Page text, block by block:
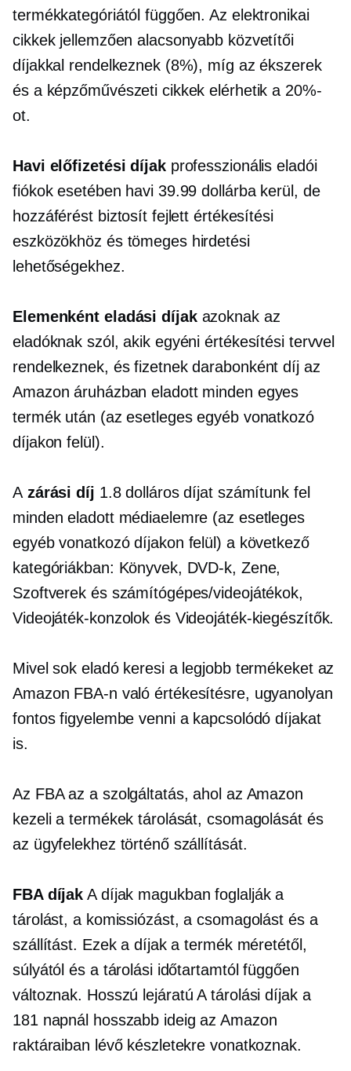
termékkategóriától függően. Az elektronikai
cikkek jellemzően alacsonyabb közvetítői
díjakkal rendelkeznek (8%), míg az ékszerek
és a képzőművészeti cikkek elérhetik a 20%-
ot.
Havi előfizetési díjakprofesszionális eladói
fiókok esetében havi 39.99 dollárba kerül, de
hozzáférést biztosít fejlett értékesítési
eszközökhöz és tömeges hirdetési
lehetőségekhez.
Elemenként eladási díjakazoknak az
eladóknak szól, akik egyéni értékesítési tervvel
rendelkeznek, és fizetnekdarabonként díj az
Amazon áruházban eladott minden egyes
termék után (az esetleges egyéb vonatkozó
díjakon felül).
A zárási díj 1.8 dolláros díjat számítunk fel
minden eladott médiaelemre (az esetleges
egyéb vonatkozó díjakon felül) a következő
kategóriákban: Könyvek, DVD-k, Zene,
Szoftverek és számítógépes/videojátékok,
Videojáték-konzolok és Videojáték-kiegészítők.
Mivel sok eladó keresi a legjobb termékeket az
Amazon FBA-n való értékesítésre, ugyanolyan
fontos figyelembe venni a kapcsolódó díjakat
is.
Az FBA az a szolgáltatás, ahol az Amazon
kezeli a termékek tárolását, csomagolását és
az ügyfelekhez történő szállítását.
FBA díjak A díjak magukban foglalják a
tárolást, a komissiózást, a csomagolást és a
szállítást. Ezek a díjak a termék méretétől,
súlyától és a tárolási időtartamtól függően
változnak. Hosszú lejáratú A tárolási díjak a
181 napnál hosszabb ideig az Amazon
raktáraiban lévő készletekre vonatkoznak.